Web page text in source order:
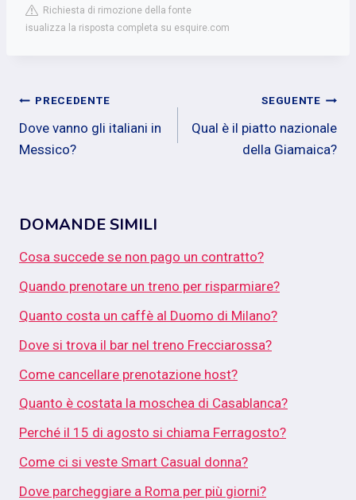
Richiesta di rimozione della fonte
isualizza la risposta completa su esquire.com
Navigazione
articoli
PRECEDENTE
Dove vanno gli italiani in
Messico?
SEGUENTE
Qual è il piatto nazionale
della Giamaica?
DOMANDE SIMILI
Cosa succede se non pago un contratto?
Quando prenotare un treno per risparmiare?
Quanto costa un caffè al Duomo di Milano?
Dove si trova il bar nel treno Frecciarossa?
Come cancellare prenotazione host?
Quanto è costata la moschea di Casablanca?
Perché il 15 di agosto si chiama Ferragosto?
Come ci si veste Smart Casual donna?
Dove parcheggiare a Roma per più giorni?